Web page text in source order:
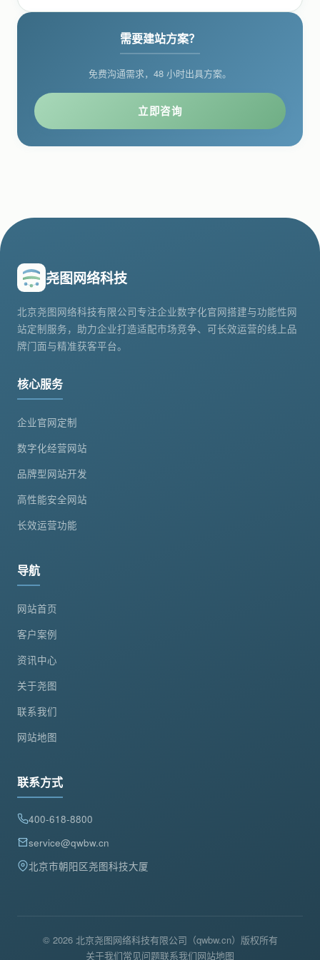
需要建站方案？
免费沟通需求，48 小时出具方案。
立即咨询
尧图网络科技
北京尧图网络科技有限公司专注企业数字化官网搭建与功能性网
站定制服务，助力企业打造适配市场竞争、可长效运营的线上品
牌门面与精准获客平台。
核心服务
企业官网定制
数字化经营网站
品牌型网站开发
高性能安全网站
长效运营功能
导航
网站首页
客户案例
资讯中心
关于尧图
联系我们
网站地图
联系方式
400-618-8800
service@qwbw.cn
北京市朝阳区尧图科技大厦
© 2026 北京尧图网络科技有限公司（qwbw.cn）版权所有
关于我们常见问题联系我们网站地图